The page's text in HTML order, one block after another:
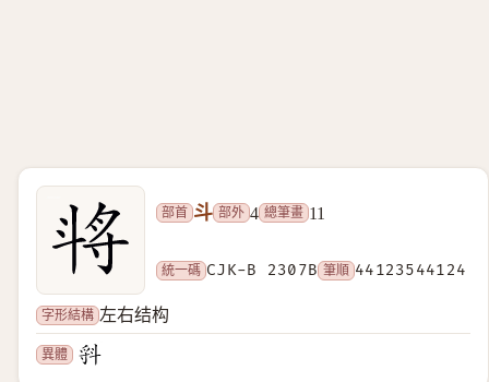
部首 斗 部外 4 總筆畫 11
統一碼 CJK-B 2307B 筆順 44123544124
字形結構 左右结构
異體